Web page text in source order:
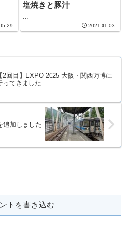
塩焼きと豚汁
2021.01.03
【2回目】EXPO 2025 大阪・関西万博に
ってきました
追加しました
トを書き込む